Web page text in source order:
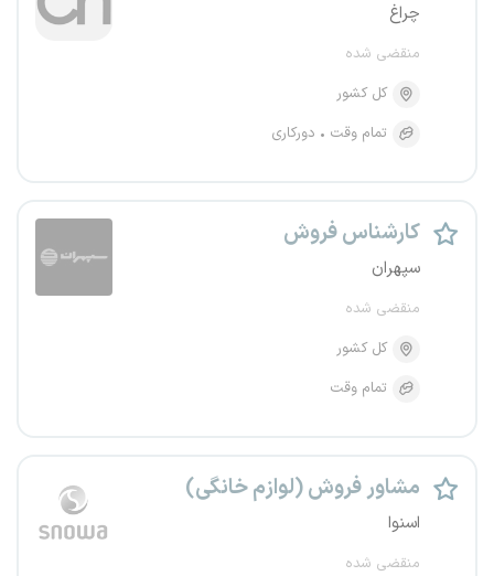
چراغ
منقضی شده
کل کشور
تمام وقت
دورکاری
کارشناس فروش
سپهران
منقضی شده
کل کشور
تمام وقت
مشاور فروش (لوازم خانگی)
اسنوا
منقضی شده